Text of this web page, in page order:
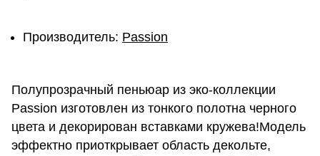
Производитель: Passion
Полупрозрачный пеньюар из эко-коллекции
Passion изготовлен из тонкого полотна черного
цвета и декорирован вставками кружева!Модель
эффектно приоткрывает область декольте,